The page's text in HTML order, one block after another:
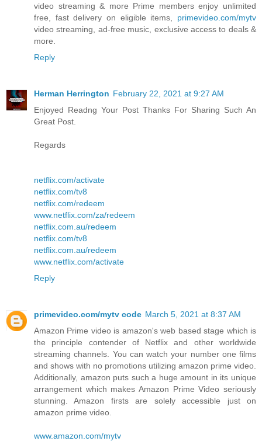
video streaming & more Prime members enjoy unlimited
free, fast delivery on eligible items, primevideo.com/mytv
video streaming, ad-free music, exclusive access to deals &
more.
Reply
Herman Herrington February 22, 2021 at 9:27 AM
Enjoyed Readng Your Post Thanks For Sharing Such An
Great Post.
Regards
netflix.com/activate
netflix.com/tv8
netflix.com/redeem
www.netflix.com/za/redeem
netflix.com.au/redeem
netflix.com/tv8
netflix.com.au/redeem
www.netflix.com/activate
Reply
primevideo.com/mytv code March 5, 2021 at 8:37 AM
Amazon Prime video is amazon's web based stage which is
the principle contender of Netflix and other worldwide
streaming channels. You can watch your number one films
and shows with no promotions utilizing amazon prime video.
Additionally, amazon puts such a huge amount in its unique
arrangement which makes Amazon Prime Video seriously
stunning. Amazon firsts are solely accessible just on
amazon prime video.
www.amazon.com/mytv